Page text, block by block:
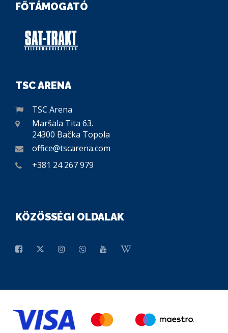
FŐTÁMOGATÓ
TSC ARENA
TSC Arena
Maršala Tita 63.
24300 Bačka Topola
office@tscarena.com
+381 24 267 979
KÖZÖSSÉGI OLDALAK